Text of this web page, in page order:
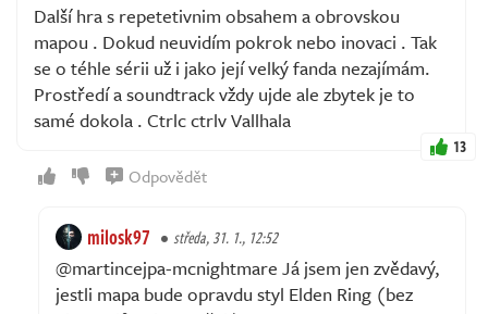
Další hra s repetetivnim obsahem a obrovskou
mapou . Dokud neuvidím pokrok nebo inovaci . Tak
se o téhle sérii už i jako její velký fanda nezajímám.
Prostředí a soundtrack vždy ujde ale zbytek je to
samé dokola . Ctrlc ctrlv Vallhala
13
Odpovědět
milosk97 středa, 31. 1., 12:52
@martincejpa-mcnightmare Já jsem jen zvědavý,
jestli mapa bude opravdu styl Elden Ring (bez